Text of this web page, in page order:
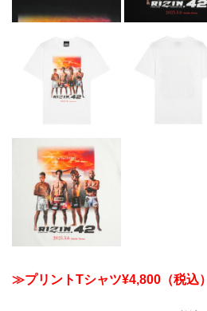
≫プリントTシャツ¥4,800（税込